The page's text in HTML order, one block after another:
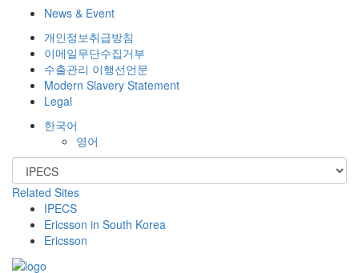
News & Event
개인정보취급방침
이메일무단수집거부
수출관리 이행선언문
Modern Slavery Statement
Legal
한국어
영어
Related Sites
IPECS
Ericsson in South Korea
Ericsson